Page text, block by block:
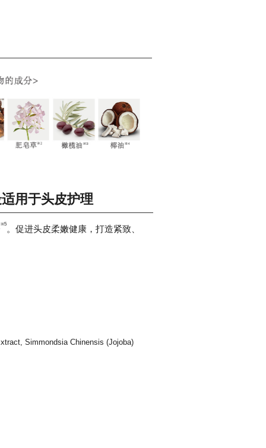
用于头皮护理
※5。促进头皮柔嫩健康，打造紧致、
Simmondsia Chinensis (Jojoba)